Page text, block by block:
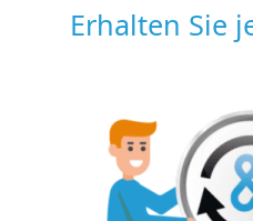
Erhalten Sie